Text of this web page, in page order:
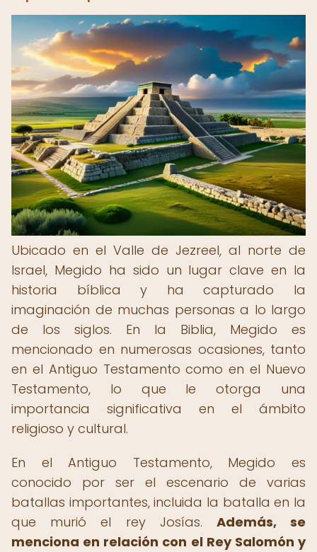
Ubicado en el Valle de Jezreel, al norte de
Israel, Megido ha sido un lugar clave en la
historia bíblica y ha capturado la
imaginación de muchas personas a lo largo
de los siglos. En la Biblia, Megido es
mencionado en numerosas ocasiones, tanto
en el Antiguo Testamento como en el Nuevo
Testamento, lo que le otorga una
importancia significativa en el ámbito
religioso y cultural.
En el Antiguo Testamento, Megido es
conocido por ser el escenario de varias
batallas importantes, incluida la batalla en la
que murió el rey Josías. Además, se
menciona en relación con el Rey Salomón y